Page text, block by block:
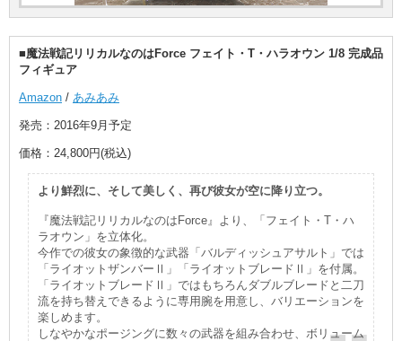
■魔法戦記リリカルなのはForce フェイト・T・ハラオウン 1/8 完成品
フィギュア
Amazon / あみあみ
発売：2016年9月予定
価格：24,800円(税込)
より鮮烈に、そして美しく、再び彼女が空に降り立つ。
『魔法戦記リリカルなのはForce』より、「フェイト・T・ハ
ラオウン」を立体化。
今作での彼女の象徴的な武器「バルディッシュアサルト」では
「ライオットザンバーⅡ」「ライオットブレードⅡ」を付属。
「ライオットブレードⅡ」ではもちろんダブルブレードと二刀
流を持ち替えできるように専用腕を用意し、バリエーションを
楽しめます。
しなやかなポージングに数々の武器を組み合わせ、ボリューム